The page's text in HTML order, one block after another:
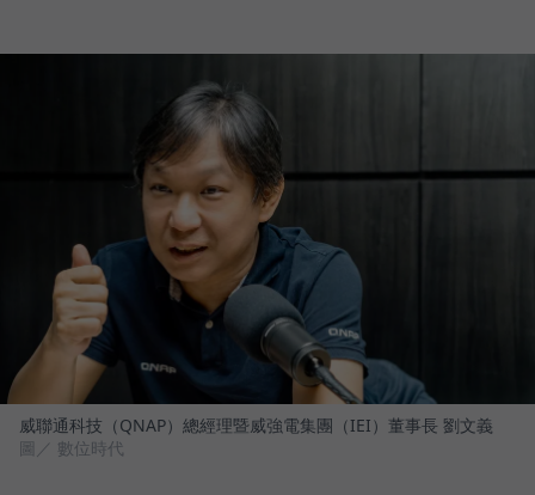
威聯通科技（QNAP）總經理暨威強電集團（IEI）董事長 劉文義
圖／ 數位時代